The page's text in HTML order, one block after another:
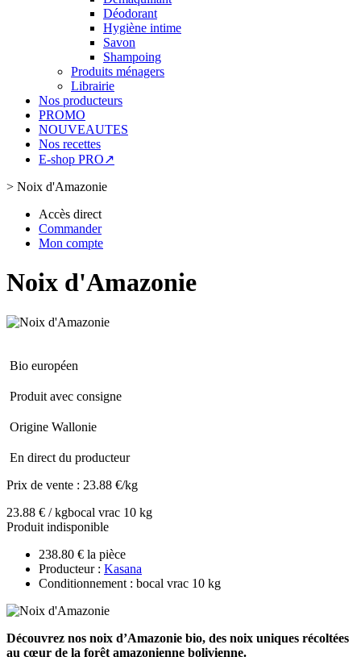
Déodorant
Hygiène intime
Savon
Shampoing
Produits ménagers
Librairie
Nos producteurs
PROMO
NOUVEAUTES
Nos recettes
E-shop PRO↗
> Noix d'Amazonie
Accès direct
Commander
Mon compte
Noix d'Amazonie
Bio européen
Produit avec consigne
Origine Wallonie
En direct du producteur
Prix de vente : 23.88 €/kg
23.88 € / kgbocal vrac 10 kg
Produit indisponible
238.80 € la pièce
Producteur : Kasana
Conditionnement : bocal vrac 10 kg
Découvrez nos noix d’Amazonie bio, des noix uniques récoltées
au cœur de la forêt amazonienne bolivienne.